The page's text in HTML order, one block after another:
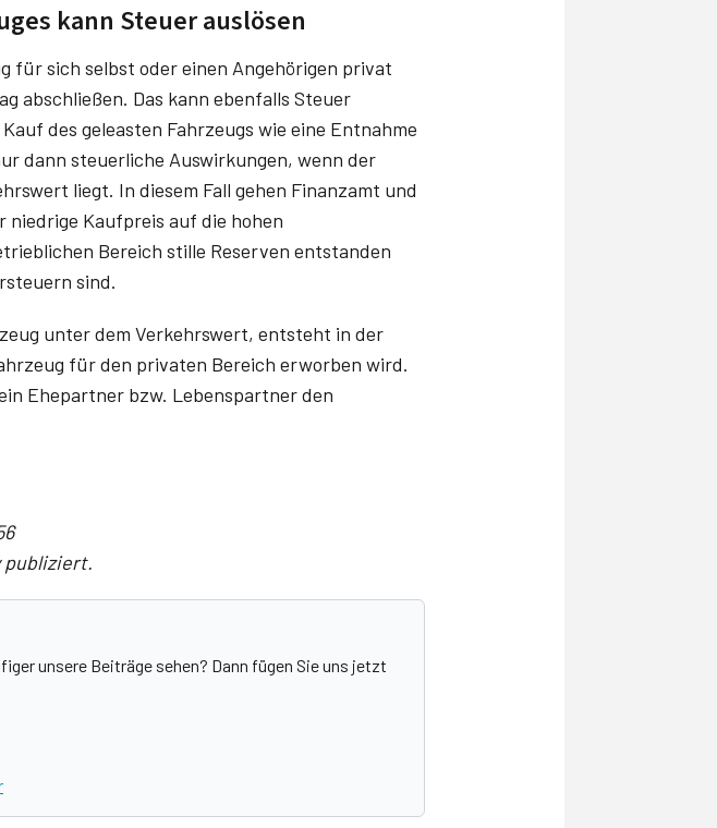
kann Steuer auslösen
für sich selbst oder einen Angehörigen privat
abschließen. Das kann ebenfalls Steuer
des geleasten Fahrzeugs wie eine Entnahme
dann steuerliche Auswirkungen, wenn der
liegt. In diesem Fall gehen Finanzamt und
niedrige Kaufpreis auf die hohen
Bereich stille Reserven entstanden
sind.
unter dem Verkehrswert, entsteht in der
für den privaten Bereich erworben wird.
Ehepartner bzw. Lebenspartner den
publiziert.
unsere Beiträge sehen? Dann fügen Sie uns jetzt